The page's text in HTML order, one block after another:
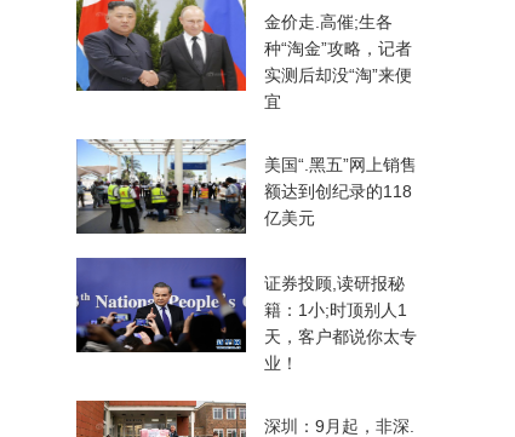
金价走.高催;生各
种“淘金”攻略，记者
实测后却没“淘”来便
宜
美国“.黑五”网上销售
额达到创纪录的118
亿美元
证券投顾,读研报秘
籍：1小;时顶别人1
天，客户都说你太专
业！
深圳：9月起，非深.